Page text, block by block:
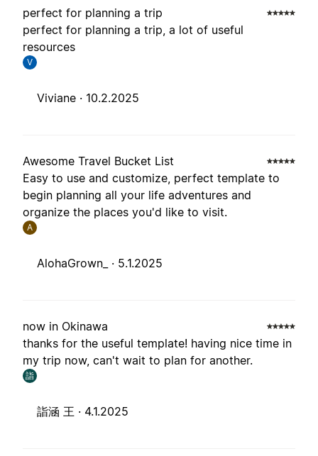
perfect for planning a trip
perfect for planning a trip, a lot of useful
resources
V
Viviane · 10.2.2025
Awesome Travel Bucket List
Easy to use and customize, perfect template to
begin planning all your life adventures and
organize the places you'd like to visit.
A
AlohaGrown_ · 5.1.2025
now in Okinawa
thanks for the useful template! having nice time in
my trip now, can't wait to plan for another.
詣
詣涵 王 · 4.1.2025